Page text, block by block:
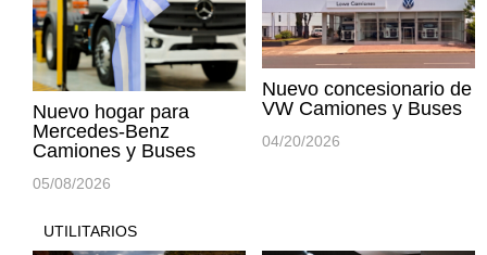
Nuevo hogar para
Mercedes-Benz
Camiones y Buses
05/08/2026
Nuevo concesionario de
VW Camiones y Buses
04/20/2026
UTILITARIOS